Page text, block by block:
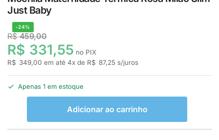
Just Baby
-24%
R$459,00
R$ 331,55 no PIX
R$ 349,00 em até 4x de R$ 87,25 s/juros
Apenas 1 em estoque
Adicionar ao carrinho